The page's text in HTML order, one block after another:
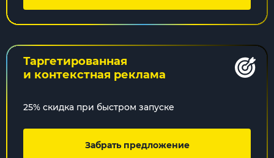
Таргетированная
и контекстная реклама
25% скидка при быстром запуске
Забрать предложение